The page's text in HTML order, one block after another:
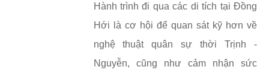
Hành trình đi qua các di tích tại Đồng
Hới là cơ hội để quan sát kỹ hơn về
nghệ thuật quân sự thời Trịnh -
Nguyễn, cũng như cảm nhận sức